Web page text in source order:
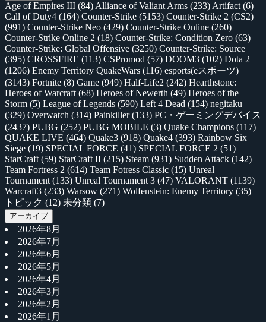
Age of Empires III (84) Alliance of Valiant Arms (233) Artifact (6)
Call of Duty4 (164) Counter-Strike (5153) Counter-Strike 2 (CS2)
(991) Counter-Strike Neo (429) Counter-Strike Online (260)
Counter-Strike Online 2 (18) Counter-Strike: Condition Zero (63)
Counter-Strike: Global Offensive (3250) Counter-Strike: Source
(395) CROSSFIRE (113) CSPromod (57) DOOM3 (102) Dota 2
(1206) Enemy Territory QuakeWars (116) esports(eスポーツ)
(3143) Fortnite (8) Game (949) Half-Life2 (242) Hearthstone:
Heroes of Warcraft (68) Heroes of Newerth (49) Heroes of the
Storm (5) League of Legends (590) Left 4 Dead (154) negitaku
(329) Overwatch (314) Painkiller(133) PC・ゲーミングデバイス
(2437) PUBG (252) PUBG MOBILE (3) Quake Champions (117)
QUAKE LIVE (464) Quake3 (918) Quake4 (393) Rainbow Six
Siege (19) SPECIAL FORCE (41) SPECIAL FORCE 2 (51)
StarCraft (59) StarCraft II (215) Steam (931) Sudden Attack (142)
Team Fortress 2 (614) Team Fotress Classic (15) Unreal
Tournament (133) Unreal Tournament 3 (47) VALORANT (1139)
Warcraft3 (233) Warsow (271) Wolfenstein: Enemy Territory (35)
トピック (12) 未分類 (7)
アーカイブ
2026年8月
2026年7月
2026年6月
2026年5月
2026年4月
2026年3月
2026年2月
2026年1月